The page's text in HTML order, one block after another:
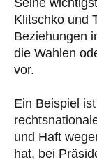
Seine
Klitschko und
Beziehungen
die Wahlen
vor.
Ein Beispiel
und Haft
hat, bei